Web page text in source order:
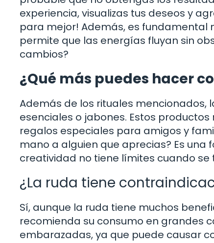
experiencia, visualizas tus deseos y
para mejor! Además, es fundamental
permite que las energías fluyan sin
cambios?
¿Qué más puedes hacer
Además de los rituales
esenciales o jabones. Estos
regalos especiales para amigos y
mano a alguien que aprecias? Es
creatividad no tiene límites cuando se
¿La ruda tiene
Sí, aunque la ruda tiene muchos
recomienda su consumo en grandes
embarazadas, ya que puede causar